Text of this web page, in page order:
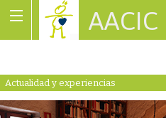
AACIC
Actualidad y experiencias